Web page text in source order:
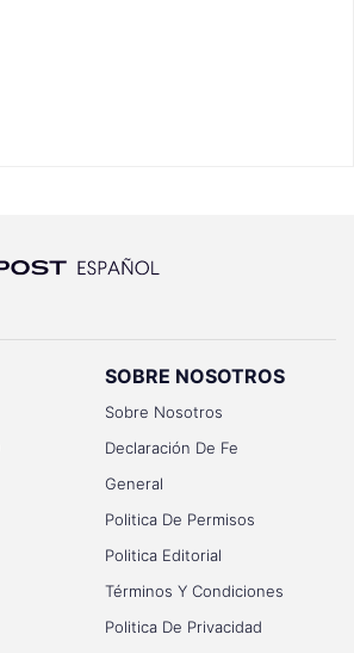
SOBRE NOSOTROS
Sobre Nosotros
Declaración De Fe
General
Politica De Permisos
Politica Editorial
Términos Y Condiciones
Politica De Privacidad